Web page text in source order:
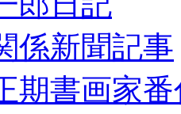
係新聞記事
期書画家